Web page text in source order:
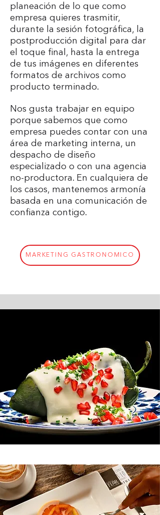
planeación de lo que como
empresa quieres trasmitir,
durante la sesión fotográfica, la
postproducción digital para dar
el toque final, hasta la entrega
de tus imágenes en diferentes
formatos de archivos como
producto terminado.
Nos gusta trabajar en equipo
porque sabemos que como
empresa puedes contar con una
área de marketing interna, un
despacho de diseño
especializado o con una agencia
no-productora. En cualquiera de
los casos, mantenemos armonía
basada en una comunicación de
confianza contigo.
MARKETING GASTRONÓMICO